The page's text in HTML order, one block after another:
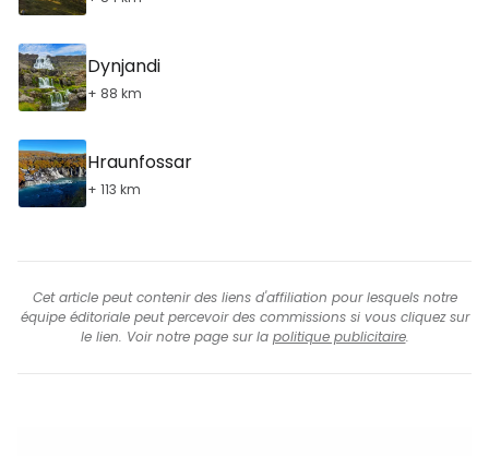
Dynjandi
+ 88 km
Hraunfossar
+ 113 km
Cet article peut contenir des liens d'affiliation pour lesquels notre
équipe éditoriale peut percevoir des commissions si vous cliquez sur
le lien. Voir notre page sur la politique publicitaire.